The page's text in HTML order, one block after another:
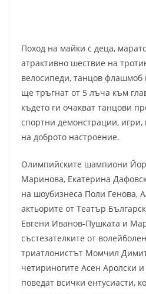
Поход на майки с деца,
атрактивно шествие на
велосипеди, танцов флашмоб
ще тръгнат от 5 лъча към
където ги очакват танцови
спортни демонстрации, игри,
на доброто настроение.
Олимпийските шампиони
Маринова, Екатерина
на шоубизнеса Поли Генова,
актьорите от Театър
Евгени Иванов-Пушката и
състезателките от
триатлонистът Момчил
четириногите Асен Аролски
поведат всички ентусиасти,